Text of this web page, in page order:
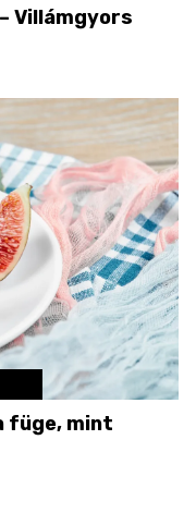
Villámgyors
füge, mint